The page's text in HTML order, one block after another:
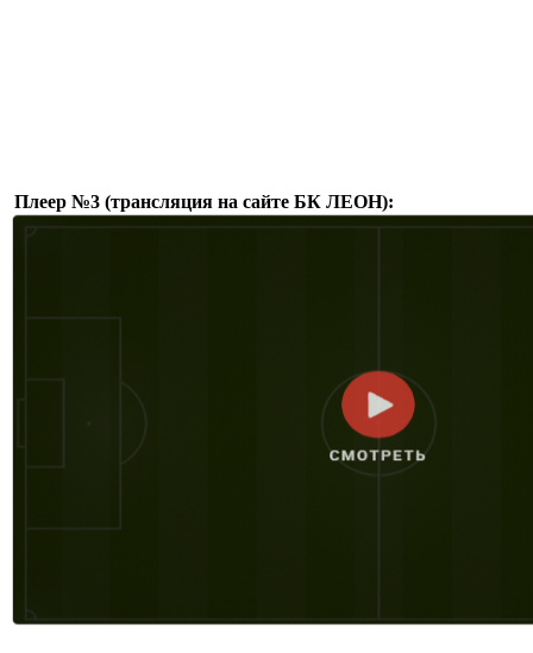
Плеер №3 (трансляция на сайте БК ЛЕОН):